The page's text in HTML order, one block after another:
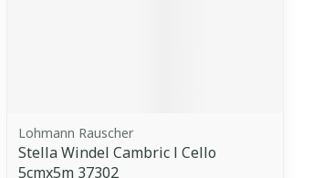
Lohmann Rauscher
Stella Windel Cambric l Cello
5cmx5m 37302